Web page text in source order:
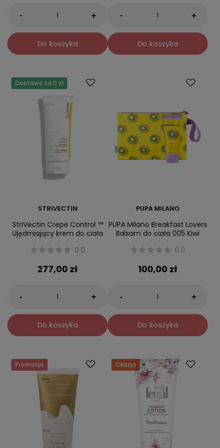
- +
Do koszyka
- +
Do koszyka
Dostawa za 0 zł
STRIVECTIN
StriVectin Crepe Control ™
Ujędrniający krem do ciała
0.0
277,00 zł
- +
Do koszyka
PUPA MILANO
PUPA Milano Breakfast Lovers
Balsam do ciała 005 Kiwi
0.0
100,00 zł
- +
Do koszyka
Promocja Okazja